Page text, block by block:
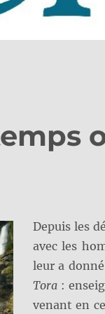
Depuis les
avec les
leur a
Tora:
venant en